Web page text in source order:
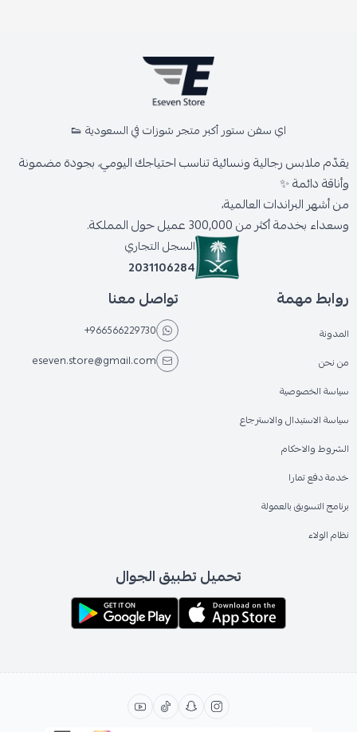
اي سفن ستور أكبر متجر شوزات في السعودية 👟
يقدّم ملابس رجالية ونسائية تناسب احتياجك اليومي، بجودة مضمونة
وأناقة دائمة ✨
من أشهر البراندات العالمية،
وسعداء بخدمة أكثر من 300,000 عميل حول المملكة.
السجل التجاري
2031106284
روابط مهمة
المدونة
من نحن
سياسة الخصوصية
سياسة الاستبدال والاسترجاع
الشروط والاحكام
خدمة دفع تمارا
برنامج التسويق بالعمولة
نظام الولاء
تواصل معنا
+966566229730
eseven.store@gmail.com
تحميل تطبيق الجوال